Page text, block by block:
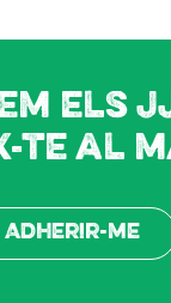
els
te al
Adherir-me